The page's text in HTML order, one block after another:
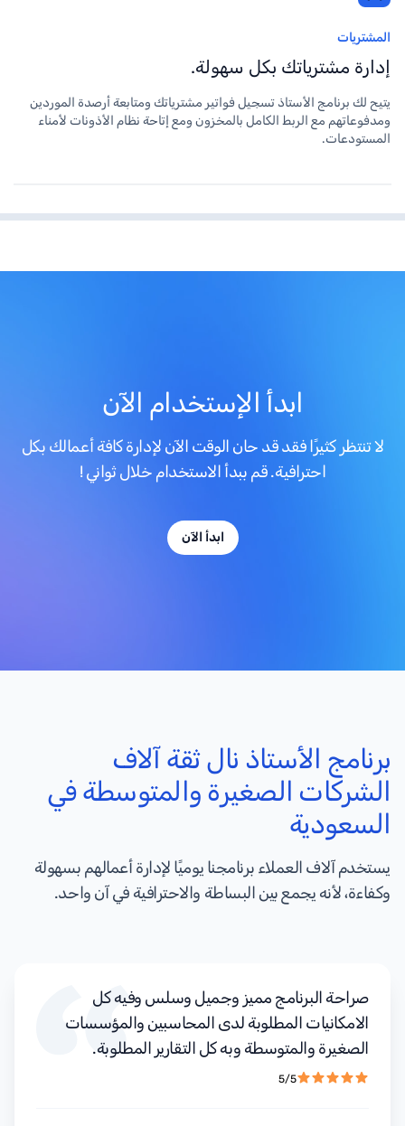
المشتريات
إدارة مشترياتك بكل سهولة.
يتيح لك برنامج الأستاذ تسجيل فواتير مشترياتك ومتابعة أرصدة الموردين
ومدفوعاتهم مع الربط الكامل بالمخزون ومع إتاحة نظام الأذونات لأمناء
المستودعات.
ابدأ الإستخدام الآن
لا تنتظر كثيرًا فقد قد حان الوقت الآن لإدارة كافة أعمالك بكل
احترافية. قم ببدأ الاستخدام خلال ثواني !
ابدأ الآن
برنامج الأستاذ نال ثقة آلاف
الشركات الصغيرة والمتوسطة في
السعودية
يستخدم آلاف العملاء برنامجنا يوميًا لإدارة أعمالهم بسهولة
وكفاءة، لأنه يجمع بين البساطة والاحترافية في آن واحد.
صراحة البرنامج مميز وجميل وسلس وفيه كل
الامكانيات المطلوبة لدى المحاسبين والمؤسسات
الصغيرة والمتوسطة وبه كل التقارير المطلوبة.
5/5